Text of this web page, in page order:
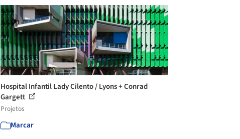
Hospital Infantil Lady Cilento / Lyons + Conrad
Gargett
Projetos
Marcar